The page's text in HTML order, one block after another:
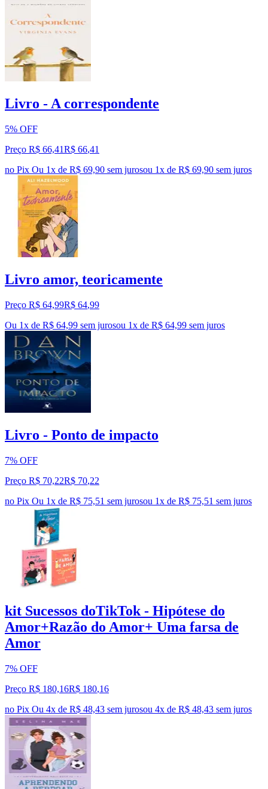
Livro - A correspondente
5% OFF
Preço R$ 66,41R$ 66,41
no Pix Ou 1x de R$ 69,90 sem jurosou 1x de R$ 69,90 sem juros
Livro amor, teoricamente
Preço R$ 64,99R$ 64,99
Ou 1x de R$ 64,99 sem jurosou 1x de R$ 64,99 sem juros
Livro - Ponto de impacto
7% OFF
Preço R$ 70,22R$ 70,22
no Pix Ou 1x de R$ 75,51 sem jurosou 1x de R$ 75,51 sem juros
kit Sucessos doTikTok - Hipótese do
Amor+Razão do Amor+ Uma farsa de
Amor
7% OFF
Preço R$ 180,16R$ 180,16
no Pix Ou 4x de R$ 48,43 sem jurosou 4x de R$ 48,43 sem juros